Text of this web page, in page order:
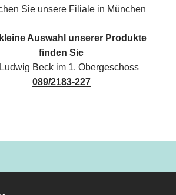
Sie unsere Filiale in München
Auswahl unserer Produkte
finden Sie
Beck im 1. Obergeschoss
089/2183-227